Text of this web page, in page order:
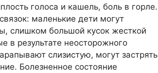
голоса и кашель, боль в горле.
маленькие дети могут
слишком большой кусок жесткой
в результате неосторожного
слизистую, могут застрять
Болезненное состояние